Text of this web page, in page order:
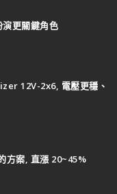
更關鍵角色
12V-2x6, 電壓更穩、
方案, 直漲 20~45%